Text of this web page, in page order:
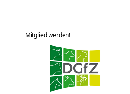
Mitglied werden!